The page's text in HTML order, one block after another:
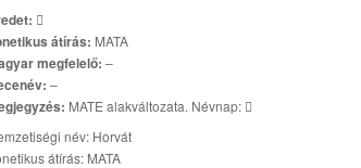

átírás: MATA
megfelelő: –
–
MATE alakváltozata. Névnap: 
név: Horvát
átírás: MATA